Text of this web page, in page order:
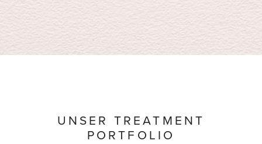
UNSER TREATMENT
PORTFOLIO